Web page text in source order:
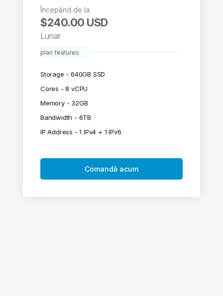
Începănd de la
$240.00 USD
Lunar
plan features
Storage - 640GB SSD
Cores - 8 vCPU
Memory - 32GB
Bandwidth - 6TB
IP Address - 1 IPv4 + 1 IPv6
Comandă acum